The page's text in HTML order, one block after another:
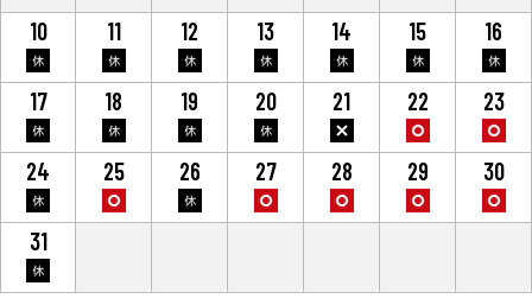
10
11 12 13 14 15 16
17 18 19 20 21 22 23
24 25 26 27 28 29 30
31